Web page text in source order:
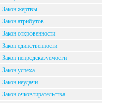
Закон жертвы
Закон атрибутов
Закон откровенности
Закон единственности
Закон непредсказуемости
Закон успеха
Закон неудачи
Закон очковтирательства